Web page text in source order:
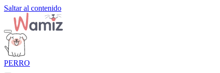
Saltar al contenido
PERRO